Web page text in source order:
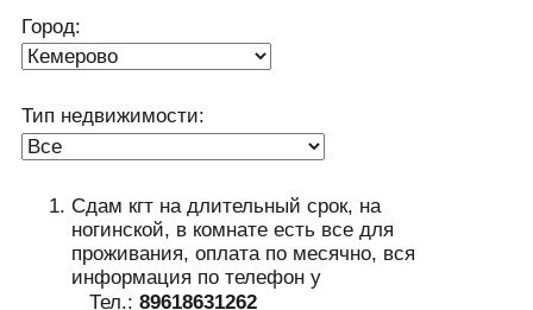
Город:
Тип недвижимости:
Сдам кгт на длительный срок, на
ногинской, в комнате есть все для
проживания, оплата по месячно, вся
информация по телефон у
Тел.:89618631262